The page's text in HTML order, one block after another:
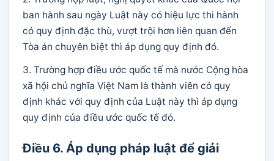
ban hành sau ngày Luật này có hiệu lực thi hành
có quy định đặc thù, vượt trội hơn liên quan đến
Tòa án chuyên biệt thì áp dụng quy định đó.
3. Trường hợp điều ước quốc tế mà nước Cộng hòa
xã hội chủ nghĩa Việt Nam là thành viên có quy
định khác với quy định của Luật này thì áp dụng
quy định của điều ước quốc tế đó.
Điều 6. Áp dụng pháp luật để giải